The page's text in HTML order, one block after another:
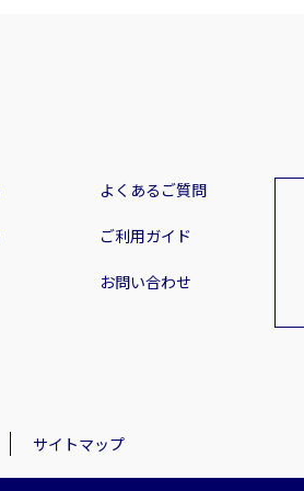
よくあるご質問
ご利用ガイド
お問い合わせ
サイトマップ